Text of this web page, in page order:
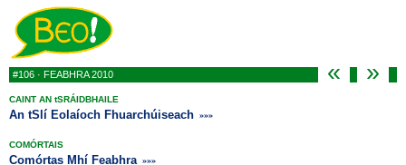
« »
#106 · FEABHRA 2010
CAINT AN tSRÁIDBHAILE
An tSlí Eolaíoch Fhuarchúiseach »»»
COMÓRTAIS
Comórtas Mhí Feabhra »»»